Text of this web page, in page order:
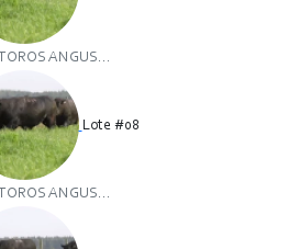
TOROS ANGUS...
Lote #08
TOROS ANGUS...